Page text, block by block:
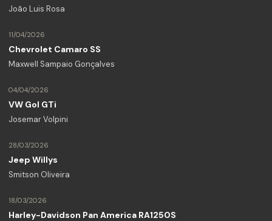
João Luis Rosa
11/04/2026
Chevrolet Camaro SS
Maxwell Sampaio Gonçalves
04/04/2026
VW Gol GTi
Josemar Volpini
28/03/2026
Jeep Willys
Smitson Oliveira
18/03/2026
Harley-Davidson Pan America RA1250S